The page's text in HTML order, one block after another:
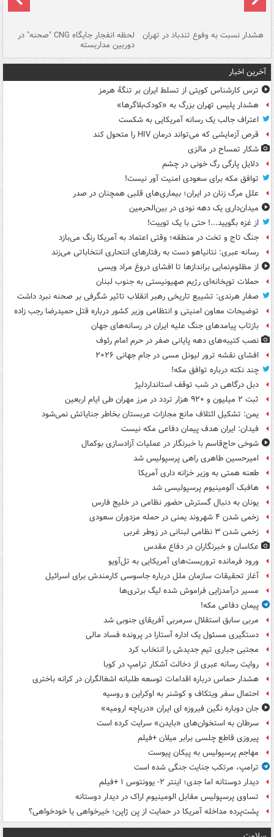
هشدار نسبت به وفوع تندباد در تهران لحظه انفجار جایگاه CNG "صحنه" در
دوربین مداربسته
آخرین اخبار
ترس کارشناس کویتی از تسلط ایران بر تنگۀ هرمز
هشدار پلیس تهران بزرگ به «کودک‌بلاگرها»
اعتراف جالب یک رسانه آمریکایی به شکست
قرص آزمایشی که می‌تواند درمان HIV را متحول کند
شکار تمساح در مالزی
دلایل پارگی رگ خونی در چشم
توافق مکه برای سعودی امنیت آور نیست!
علل مرگ زنان در ایران؛ بیماری‌های قلبی همچنان در صدر
میدان‌داری یک دهه نودی در بین‌الحرمین
از غزه بگویید...! حتی با یک توییت!
جنگ تاج و تخت در منطقه؛ وقتی اعتماد به آمریکا رنگ می‌بازد
رسانه عبری: نتانیاهو دست به رفتارهای انتحاری انتخاباتی می‌زند
از مظلوم‌نمایی براندازها تا افشای دروغ مراد ویسی
حملات توپخانه‌ای رژیم صهیونیستی به جنوب لبنان
صفار هرندی: تشییع تاریخی رهبر انقلاب تاثیر شگرفی بر صحنه نبرد داشت
توضیحات معاون امنیتی و انتظامی وزیر کشور درباره قتل حمیدرضا رجب زاده
بازتاب پیامدهای جنگ علیه ایران در رسانه‌های جهان
نصب کتیبه‌های دهه پایانی صفر در حرم امام رئوف
افشای نقشه ترور لیونل مسی در جام جهانی ۲۰۲۶
چند نکته درباره توافق مکه!
دبل درگاهی در شب توقف استانداردلیژ
ثبت ۲ میلیون و ۹۲۰ هزار تردد در مرز مهران طی ایام اربعین
یمن: تشکیل ائتلاف مانع مجازات عربستان بخاطر جنایاتش نمی‌شود
فیدان: ایران هدف پیمان دفاعی مکه نیست
شوخی حاج‌قاسم با خبرنگار در عملیات آزادسازی بوکمال
امیرحسین طاهری راهی پرسپولیس شد
طعنه همتی به وزیر خزانه داری آمریکا
هافبک آلومینیوم پرسپولیسی شد
یونان به دنبال گسترش حضور نظامی در خلیج فارس
زخمی شدن ۴ شهروند یمنی در حمله مزدوران سعودی
زخمی شدن ۳ نظامی لبنانی در زوطر غربی
عکاسان و خبرنگاران در دفاع مقدس
ورود فرمانده تروریست‌های آمریکایی به تل‌آویو
آغاز تحقیقات سازمان ملل درباره جاسوسی کارمندش برای اسرائیل
مسیر درآمدزایی فراموش شده لیگ برتری‌ها
پیمان دفاعی مکه!
مربی سابق استقلال سرمربی آفریقای جنوبی شد
دستگیری مسئول یک اداره آستارا در پرونده فساد مالی
مجتبی جباری تیم جدیدش را انتخاب کرد
روایت رسانه عبری از دخالت آشکار ترامپ در کوبا
هشدار حماس درباره اقدامات توسعه طلبانه اشغالگران در کرانه باختری
احتمال سفر ویتکاف و کوشنر به اوکراین و روسیه
جان دوباره نگین فیروزه ای ایران «دریاچه ارومیه»
سرطان به استخوان‌های «بایدن» سرایت کرده است
پیروزی قاطع چلسی برابر میلان +فیلم
مهاجم پرسپولیس به پیکان پیوست
ترامپ، مرتکب جنایت جنگی شده است
دیدار دوستانه اما جدی؛ اینتر ۲- یوونتوس ۱ +فیلم
تساوی پرسپولیس مقابل الومینیوم اراک در دیدار دوستانه
پشت‌پرده مداخله آمریکا در حمایت از یِن ژاپن؛ خیرخواهی یا خودخواهی؟